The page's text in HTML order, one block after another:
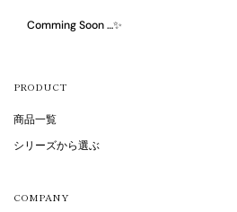
Comming Soon …✨
PRODUCT
商品一覧
シリーズから選ぶ
COMPANY